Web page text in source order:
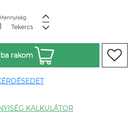
Mennyiség:
Tekercs
rakom
KALKULÁTOR